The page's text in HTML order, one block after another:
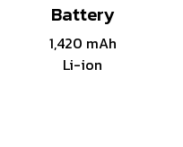
Battery
1,420 mAh
Li-ion